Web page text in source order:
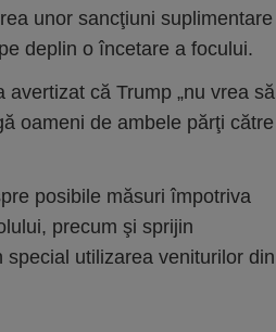
unor sancţiuni suplimentare
deplin o încetare a focului.
că Trump „nu vrea să
oameni de ambele părţi către
posibile măsuri împotriva
precum şi sprijin
utilizarea veniturilor din